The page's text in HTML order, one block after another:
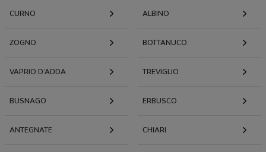
CURNO ALBINO
ZOGNO BOTTANUCO
VAPRIO D’ADDA TREVIGLIO
BUSNAGO ERBUSCO
ANTEGNATE CHIARI